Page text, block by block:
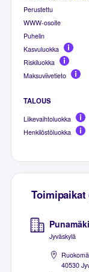
Perustettu
WWW-osoite
Puhelin
Kasvuluokka
Riskiluokka
Maksuviivetieto
TALOUS
Liikevaihtoluokka
Henkilöstöluokka
Toimipaikat
Jyväskylä
40530